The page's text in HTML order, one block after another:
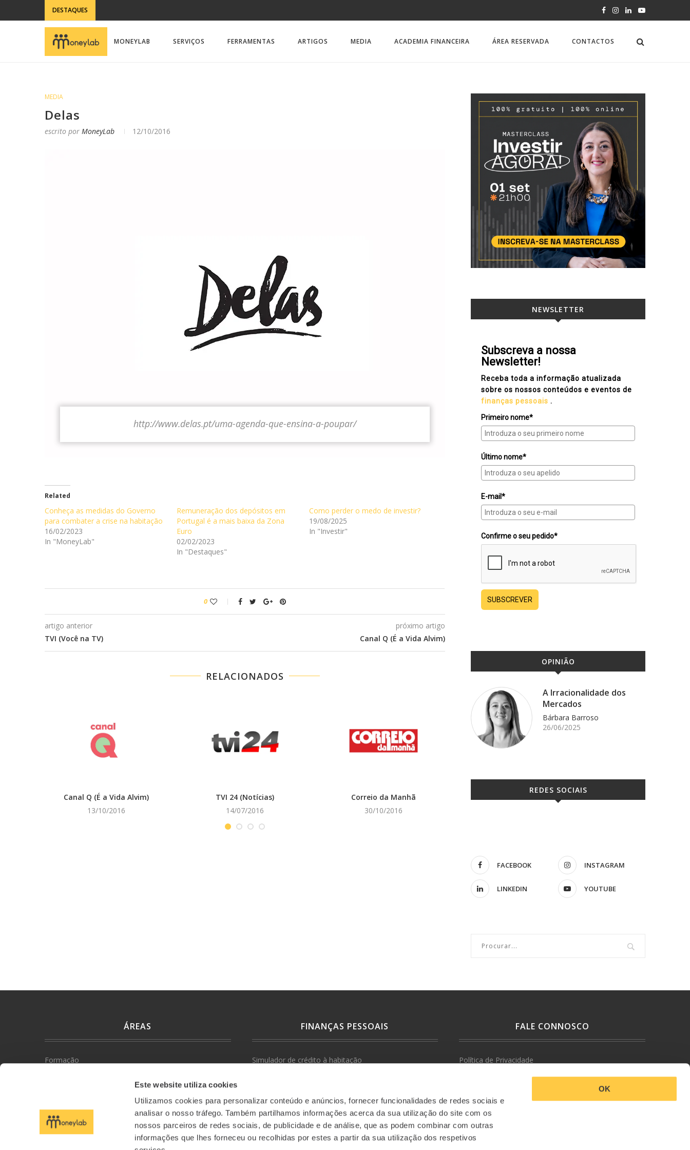
Este website utiliza cookies
Utilizamos cookies para personalizar conteúdo e anúncios, fornecer funcionalidades de redes sociais e
analisar o nosso tráfego. Também partilhamos informações acerca da sua utilização do site com os
nossos parceiros de redes sociais, de publicidade e de análise, que as podem combinar com outras
informações que lhes forneceu ou recolhidas por estes a partir da sua utilização dos respetivos
OK
DESTAQUES
MONEYLAB SERVIÇOS FERRAMENTAS ARTIGOS MEDIA ACADEMIA FINANCEIRA ÁREA RESERVADA CONTACTOS
MEDIA
Delas
escrito por MoneyLab 12/10/2016
http://www.delas.pt/uma-agenda-que-ensina-a-poupar/
Related
Conheça as medidas do Governo
para combater a crise na habitação
16/02/2023
In "MoneyLab"
Remuneração dos depósitos em
Portugal é a mais baixa da Zona
Euro
02/02/2023
In "Destaques"
Como perder o medo de investir?
19/08/2025
In "Investir"
0
artigo anterior
TVI (Você na TV)
próximo artigo
Canal Q (É a Vida Alvim)
RELACIONADOS
Canal Q (É a Vida Alvim)
13/10/2016
TVI 24 (Notícias)
14/07/2016
Correio da Manhã
30/10/2016
NEWSLETTER
Subscreva a nossa
Newsletter!
Receba toda a informação atualizada
sobre os nossos conteúdos e eventos de
finanças pessoais .
Primeiro nome*
Último nome*
E-mail*
Confirme o seu pedido*
SUBSCREVER
OPINIÃO
A Irracionalidade dos
Mercados
Bárbara Barroso
26/06/2025
REDES SOCIAIS
FACEBOOK INSTAGRAM
LINKEDIN YOUTUBE
ÁREAS
Formação
Artigos
FINANÇAS PESSOAIS
Simulador de crédito à habitação
Livros
Media
FALE CONNOSCO
Política de Privacidade
Livro de Reclamações
Contactos e Informações